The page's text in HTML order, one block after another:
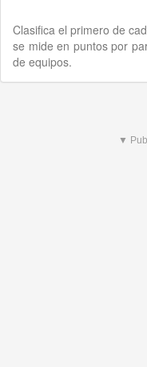
Clasifica el primero de
se mide en puntos por
de equipos.
▼